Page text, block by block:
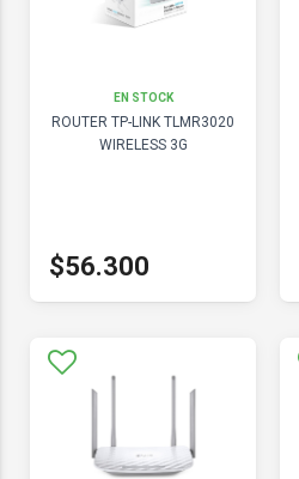
EN STOCK
ROUTER TP-LINK TLMR3020
WIRELESS 3G
$56.300